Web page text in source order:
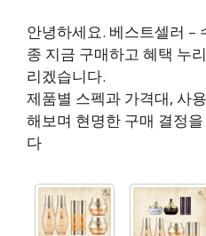
안녕하세요. 베스트셀러 –
종 지금 구매하고 혜택 누
리겠습니다.
제품별 스펙과 가격대, 사
해보며 현명한 구매 결정
다